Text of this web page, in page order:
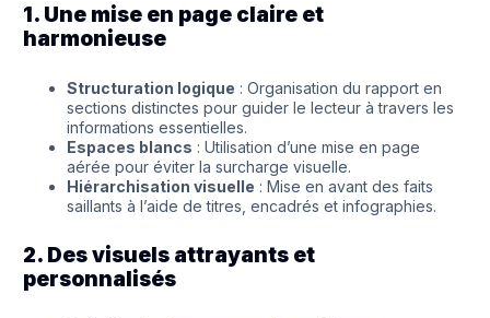
1. Une mise en page claire et
harmonieuse
Structuration logique : Organisation du rapport en
sections distinctes pour guider le lecteur à travers les
informations essentielles.
Espaces blancs : Utilisation d’une mise en page
aérée pour éviter la surcharge visuelle.
Hiérarchisation visuelle : Mise en avant des faits
saillants à l’aide de titres, encadrés et infographies.
2. Des visuels attrayants et
personnalisés